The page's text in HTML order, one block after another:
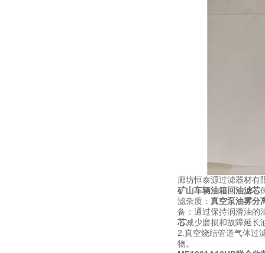
廊坊恒泰源过滤器材有
矿山车辆油箱回油滤芯
滤杂质： 真空泵油雾分
备：通过保持润滑油的
芯减少磨损和故障延长
2.真空烧结管道气体过
物。